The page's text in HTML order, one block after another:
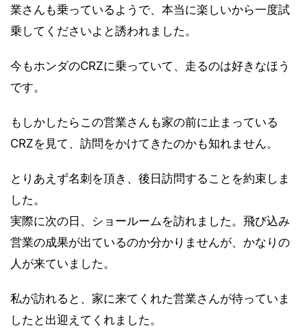
業さんも乗っているようで、本当に楽しいから一度試
乗してくださいよと誘われました。
今もホンダのCRZに乗っていて、走るのは好きなほう
です。
もしかしたらこの営業さんも家の前に止まっている
CRZを見て、訪問をかけてきたのかも知れません。
とりあえず名刺を頂き、後日訪問することを約束しま
した。
実際に次の日、ショールームを訪れました。飛び込み
営業の成果が出ているのか分かりませんが、かなりの
人が来ていました。
私が訪れると、家に来てくれた営業さんが待っていま
したと出迎えてくれました。